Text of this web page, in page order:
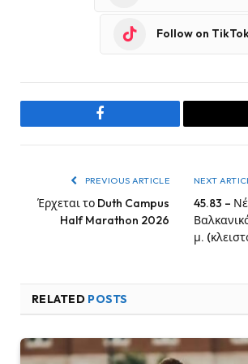
Follow on
Facebook
PREVIOUS ARTICLE
Έρχεται το Duth Campus
Half Marathon 2026
NEXT
45.83 –
μ.
RELATED POSTS